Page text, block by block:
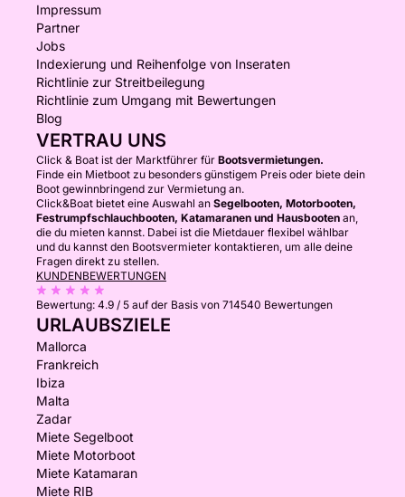
Impressum
Partner
Jobs
Indexierung und Reihenfolge von Inseraten
Richtlinie zur Streitbeilegung
Richtlinie zum Umgang mit Bewertungen
Blog
VERTRAU UNS
Click & Boat ist der Marktführer für Bootsvermietungen.
Finde ein Mietboot zu besonders günstigem Preis oder biete dein
Boot gewinnbringend zur Vermietung an.
Click&Boat bietet eine Auswahl an Segelbooten, Motorbooten,
Festrumpfschlauchbooten, Katamaranen und Hausbooten an,
die du mieten kannst. Dabei ist die Mietdauer flexibel wählbar
und du kannst den Bootsvermieter kontaktieren, um alle deine
Fragen direkt zu stellen.
KUNDENBEWERTUNGEN
Bewertung: 4.9 / 5 auf der Basis von 714540 Bewertungen
URLAUBSZIELE
Mallorca
Frankreich
Ibiza
Malta
Zadar
Miete Segelboot
Miete Motorboot
Miete Katamaran
Miete RIB